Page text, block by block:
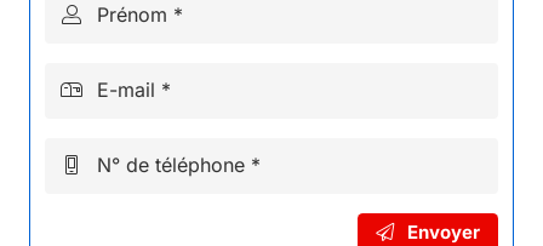
Prénom *
E-mail *
N° de téléphone *
Envoyer